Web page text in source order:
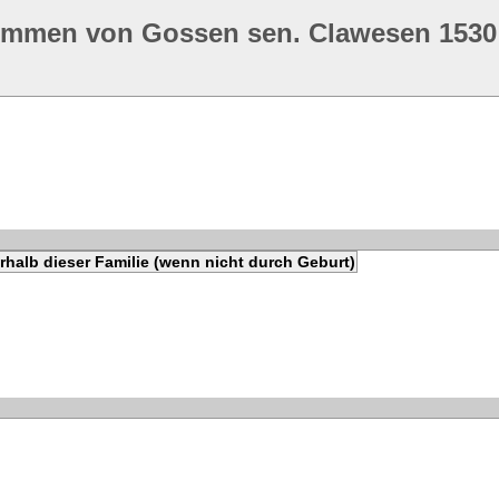
von Gossen sen. Clawesen 1530
dieser Familie (wenn nicht durch Geburt)